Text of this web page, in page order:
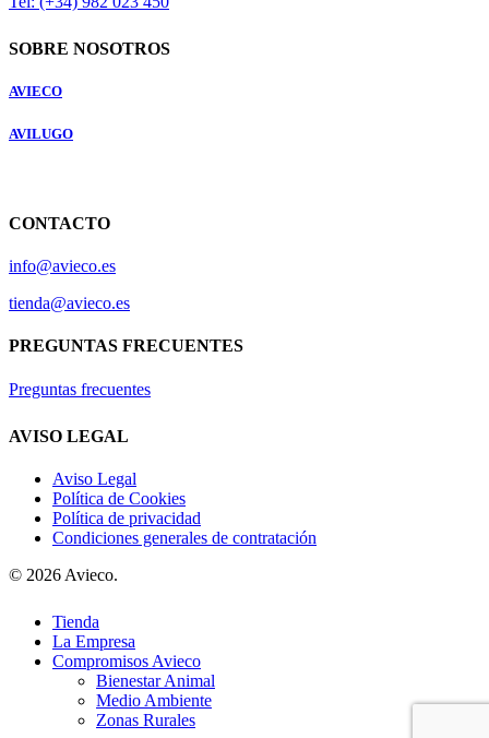
SOBRE NOSOTROS
AVIECO
AVILUGO
CONTACTO
info@avieco.es
tienda@avieco.es
PREGUNTAS FRECUENTES
Preguntas frecuentes
AVISO LEGAL
Aviso Legal
Política de Cookies
Política de privacidad
Condiciones generales de contratación
© 2026 Avieco.
Close
Menu
Tienda
La Empresa
Compromisos Avieco
Bienestar Animal
Medio Ambiente
Zonas Rurales